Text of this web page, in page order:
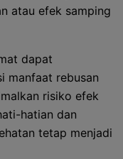
atau efek samping
dapat
manfaat rebusan
risiko efek
hatian dan
tetap menjadi